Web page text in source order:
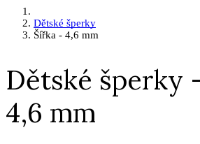
Dětské šperky
Šířka - 4,6 mm
Dětské šperky
4,6 mm